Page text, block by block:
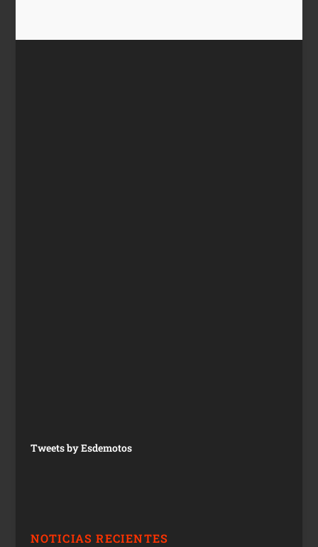
Tweets by Esdemotos
NOTICIAS RECIENTES